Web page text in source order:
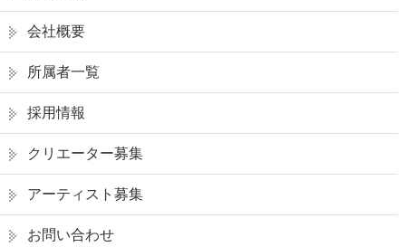
会社概要
所属者一覧
採用情報
クリエーター募集
アーティスト募集
お問い合わせ